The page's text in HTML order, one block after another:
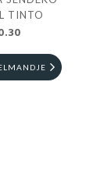
TINTO